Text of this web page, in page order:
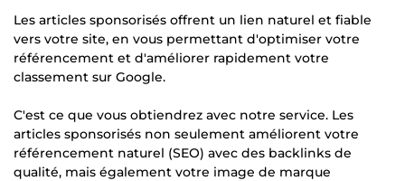
Les articles sponsorisés offrent un lien naturel et fiable
vers votre site, en vous permettant d'optimiser votre
référencement et d'améliorer rapidement votre
classement sur Google.
C'est ce que vous obtiendrez avec notre service. Les
articles sponsorisés non seulement améliorent votre
référencement naturel (SEO) avec des backlinks de
qualité, mais également votre image de marque